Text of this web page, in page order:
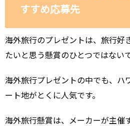
すすめ応募先
海外旅行のプレゼントは、旅行好
たいと思う懸賞のひとつではない
海外旅行プレゼントの中でも、ハ
ート地がとくに人気です。
海外旅行懸賞は、メーカーが主催